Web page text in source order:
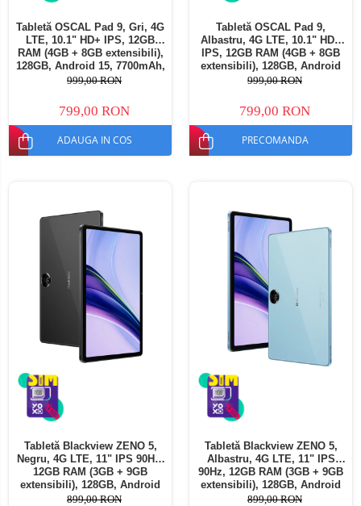
Tabletă OSCAL Pad 9, Gri, 4G
LTE, 10.1" HD+ IPS, 12GB
RAM (4GB + 8GB extensibili),
128GB, Android 15, 7700mAh,
Dual SIM
999,00 RON
799,00 RON
ADAUGA IN COS
Tabletă OSCAL Pad 9,
Albastru, 4G LTE, 10.1" HD+
IPS, 12GB RAM (4GB + 8GB
extensibili), 128GB, Android
15, 7700mAh, Dual SIM
999,00 RON
799,00 RON
PRECOMANDA
Tabletă Blackview ZENO 5,
Negru, 4G LTE, 11" IPS 90Hz,
12GB RAM (3GB + 9GB
extensibili), 128GB, Android
16, Unisoc T7250, 8300mAh,
899,00 RON
Tabletă Blackview ZENO 5,
Albastru, 4G LTE, 11" IPS
90Hz, 12GB RAM (3GB + 9GB
extensibili), 128GB, Android
16, Unisoc T7250, 8300mAh,
899,00 RON